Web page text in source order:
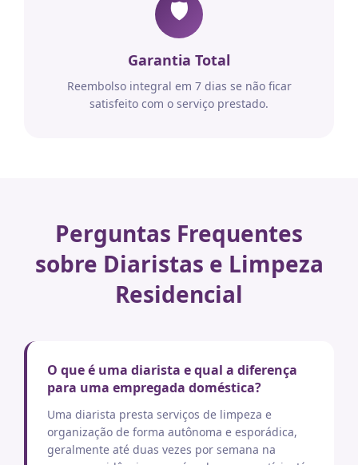
🛡️
Garantia Total
Reembolso integral em 7 dias se não ficar
satisfeito com o serviço prestado.
Perguntas Frequentes
sobre Diaristas e Limpeza
Residencial
O que é uma diarista e qual a diferença
para uma empregada doméstica?
Uma diarista presta serviços de limpeza e
organização de forma autônoma e esporádica,
geralmente até duas vezes por semana na